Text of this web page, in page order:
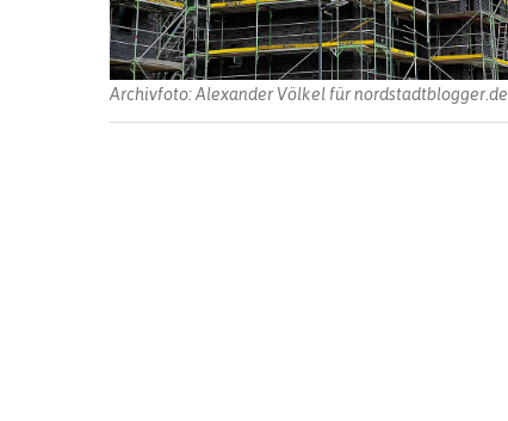
Archivfoto: Alexander Völkel für nordstadtblogger.de